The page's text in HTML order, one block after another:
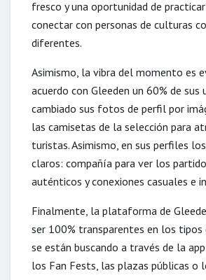
fresco y una oportunidad de
conectar con personas de culturas
diferentes.
Asimismo, la vibra del momento es
acuerdo con Gleeden un 60% de sus
cambiado sus fotos de perfil por
las camisetas de la selección para
turistas. Asimismo, en sus perfiles
claros: compañía para ver los
auténticos y conexiones casuales e
Finalmente, la plataforma de
ser 100% transparentes en los tipos
se están buscando a través de la
los Fan Fests, las plazas públicas o